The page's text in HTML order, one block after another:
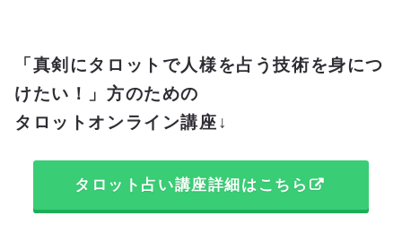
「真剣にタロットで人様を占う技術を身につ
けたい！」方のための
タロットオンライン講座↓
タロット占い講座詳細はこちら